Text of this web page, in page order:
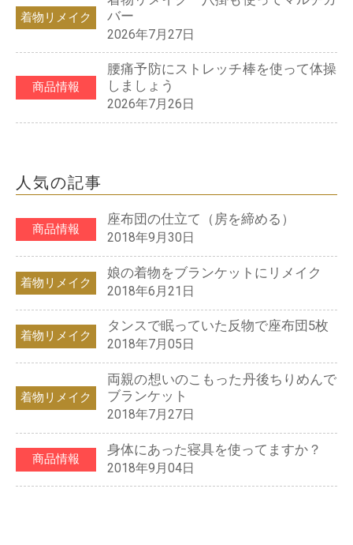
着物リメイク
バー
2026年7月27日
商品情報
腰痛予防にストレッチ棒を使って体操
しましょう
2026年7月26日
人気の記事
商品情報
座布団の仕立て（房を締める）
2018年9月30日
着物リメイク
娘の着物をブランケットにリメイク
2018年6月21日
着物リメイク
タンスで眠っていた反物で座布団5枚
2018年7月05日
着物リメイク
両親の想いのこもった丹後ちりめんで
ブランケット
2018年7月27日
商品情報
身体にあった寝具を使ってますか？
2018年9月04日